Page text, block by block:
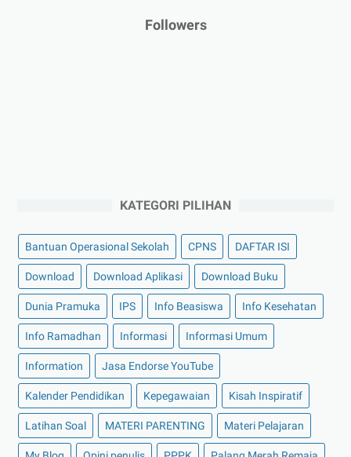
Followers
KATEGORI PILIHAN
Bantuan Operasional Sekolah CPNS DAFTAR ISI
Download Download Aplikasi Download Buku
Dunia Pramuka IPS Info Beasiswa Info Kesehatan
Info Ramadhan Informasi Informasi Umum
Information Jasa Endorse YouTube
Kalender Pendidikan Kepegawaian Kisah Inspiratif
Latihan Soal MATERI PARENTING Materi Pelajaran